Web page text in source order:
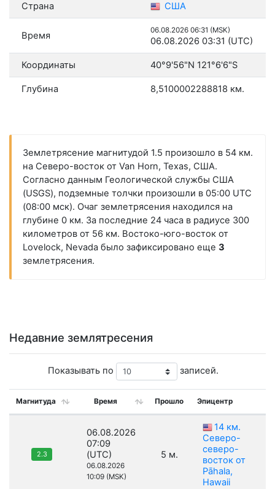
Страна США
Время 06.08.2026 06:31 (MSK)
06.08.2026 03:31 (UTC)
Координаты 40°9'56"N 121°6'6"S
Глубина 8,5100002288818 км.
Землетрясение магнитудой 1.5 произошло в 54 км.
на Северо-восток от Van Horn, Texas, США.
Согласно данным Геологической службы США
(USGS), подземные толчки произошли в 05:00 UTC
(08:00 мск). Очаг землетрясения находился на
глубине 0 км. За последние 24 часа в радиусе 300
километров от 56 км. Востоко-юго-восток от
Lovelock, Nevada было зафиксировано еще 3
землетрясения.
Недавние землятресения
Показывать по записей.
Магнитуда Время Прошло Эпицентр
2.3
06.08.2026
07:09
(UTC)
06.08.2026
10:09 (MSK)
5 м.
14 км.
Северо-
северо-
восток от
Pāhala,
Hawaii